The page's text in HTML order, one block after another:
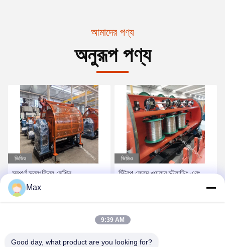
আমাদের পণ্য
অনুরূপ পণ্য
ভিডিও
সম্পূর্ণ স্বয়ংক্রিয় মেশিন
জেএলকে-৬+১২+১৮+২৪/৫০০
স্ট্রিপিং মেশিন
ভিডিও
স্ট্রিপ ফ্রেম ওয়্যার স্ট্র্যান্ডিং এবং
টুইস্ট মেশিন / পাওয়ার ক্যাবল স্ট্র্যান্ডিং
Max
9:39 AM
Good day, what product are you looking for?